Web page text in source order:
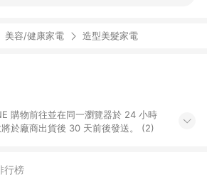
美容/健康家電 造型美髮家電
購物前往並在同一瀏覽器於 24 小時
於廠商出貨後 30 天前後發送。 (2)
行榜